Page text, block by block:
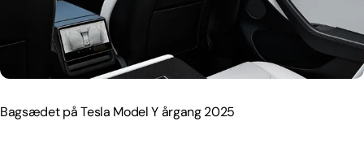
Bagsædet på Tesla Model Y årgang 2025